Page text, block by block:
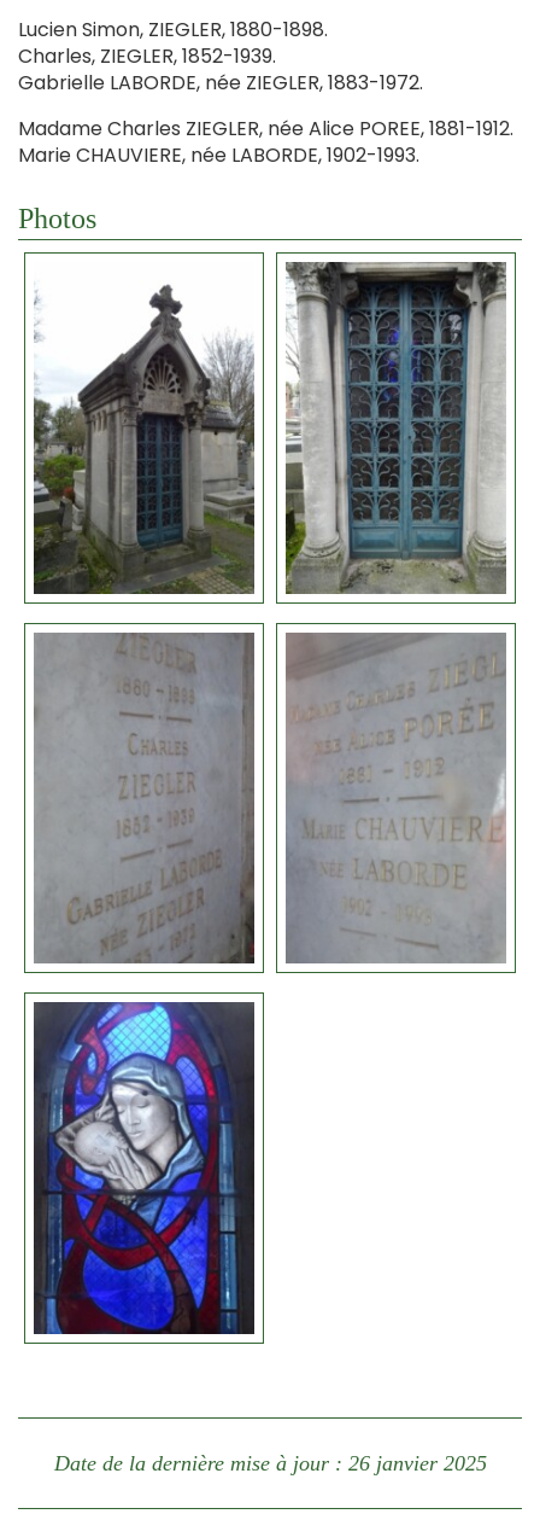
Lucien Simon, ZIEGLER, 1880-1898.
Charles, ZIEGLER, 1852-1939.
Gabrielle LABORDE, née ZIEGLER, 1883-1972.
Madame Charles ZIEGLER, née Alice POREE, 1881-1912.
Marie CHAUVIERE, née LABORDE, 1902-1993.
Photos
Date de la dernière mise à jour : 26 janvier 2025